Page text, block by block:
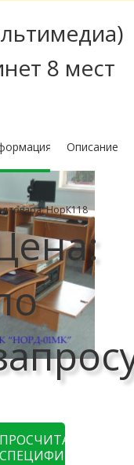
8 мест
Описание
товара: НорК118
ПРОСЧИТАТЬ
СПЕЦИФИКАЦИЮ